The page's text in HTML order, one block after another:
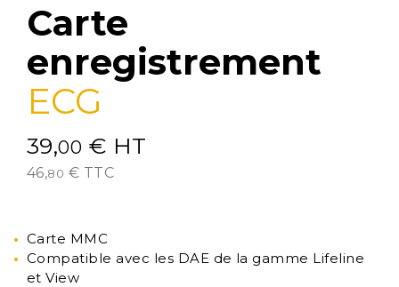
Carte
enregistrement
ECG
39,00 € HT
46,80 € TTC
Carte MMC
Compatible avec les DAE de la gamme Lifeline
et View